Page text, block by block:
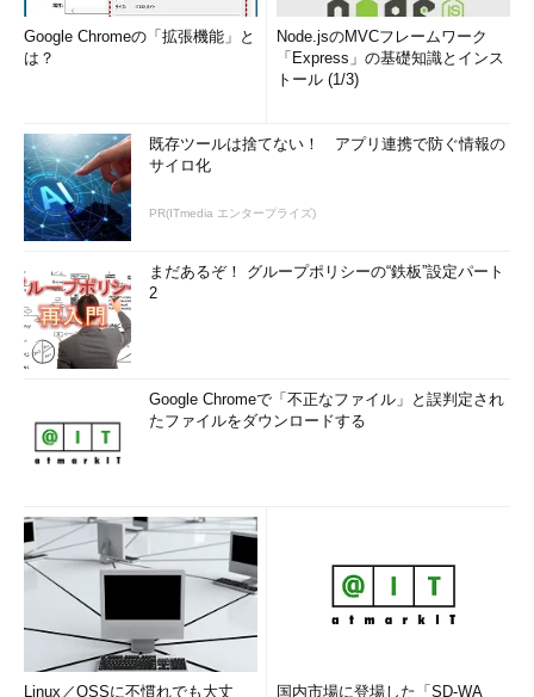
Google Chromeの「拡張機能」と
は？
Node.jsのMVCフレームワーク
「Express」の基礎知識とインス
トール (1/3)
既存ツールは捨てない！ アプリ連携で防ぐ情報の
サイロ化
PR(ITmedia エンタープライズ)
まだあるぞ！ グループポリシーの“鉄板”設定パート
2
Google Chromeで「不正なファイル」と誤判定され
たファイルをダウンロードする
Linux／OSSに不慣れでも大丈 国内市場に登場した「SD-WA